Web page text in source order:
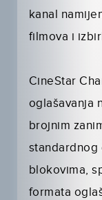
kanal
filmova i
CineStar
oglašavanja
brojnim
standardnog
blokovima,
formata